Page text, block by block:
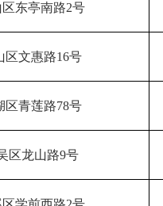
东亭南路2号
区文惠路16号
区青莲路78号
区龙山路9号